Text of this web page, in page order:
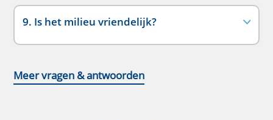
9. Is het milieu vriendelijk?
Meer vragen & antwoorden